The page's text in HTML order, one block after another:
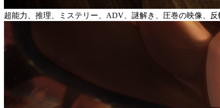
超能力、推理、ミステリー、ADV、謎解き、圧巻の映像、反